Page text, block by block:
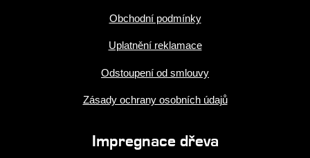
Obchodní podmínky
Uplatnění reklamace
Odstoupení od smlouvy
Zásady ochrany osobních údajů
Impregnace dřeva